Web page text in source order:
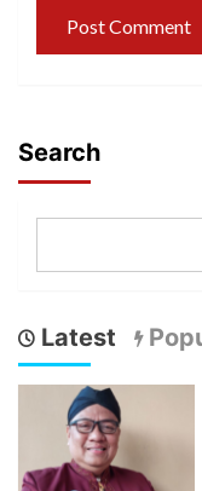
Search
Latest